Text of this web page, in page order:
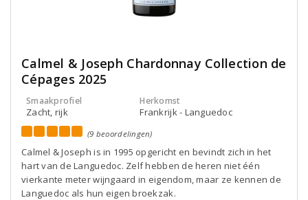
Calmel & Joseph Chardonnay Collection de
Cépages 2025
Smaakprofiel
Zacht, rijk
Herkomst
Frankrijk - Languedoc
(9 beoordelingen)
Calmel & Joseph is in 1995 opgericht en bevindt zich in het
hart van de Languedoc. Zelf hebben de heren niet één
vierkante meter wijngaard in eigendom, maar ze kennen de
Languedoc als hun eigen broekzak.